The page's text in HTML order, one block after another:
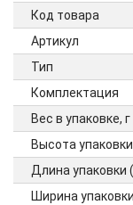
Код товара
Артикул
Тип
Комплектация
Вес в упаковке, г
Высота
Длина упаковки
Ширина